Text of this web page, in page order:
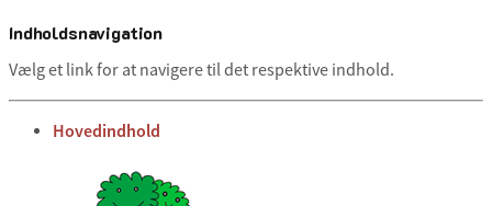
Indholdsnavigation
Vælg et link for at navigere til det respektive indhold.
gå til
Hovedindhold